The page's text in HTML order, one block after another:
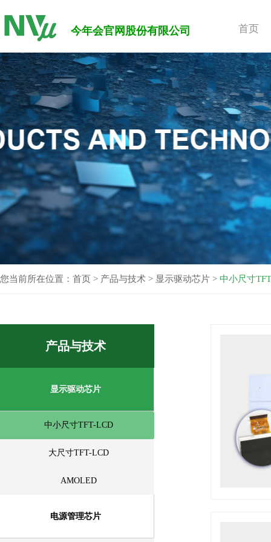
首页
今年会官网股份有限公司
您当前所在位置： 首页 > 产品与技术 > 显示驱动芯片 > 中小尺寸
产品与技术
显示驱动芯片
中小尺寸TFT-LCD
大尺寸TFT-LCD
AMOLED
电源管理芯片